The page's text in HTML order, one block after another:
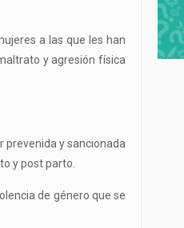
a las que les han
y agresión física
prevenida y sancionada
y post parto.
de género que se